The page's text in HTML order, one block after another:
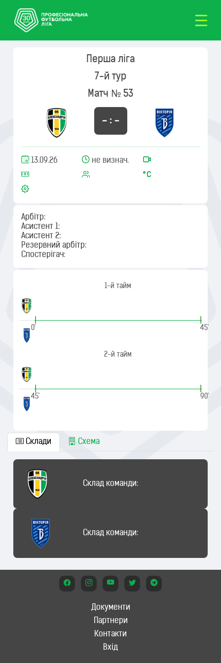
Перша ліга
7-й тур
Матч № 53
– : –
13.09.26 не визнач.
Арбітр:
Асистент 1:
Асистент 2:
Резервний арбітр:
Спостерігач:
1-й тайм
|
0'
|
45'
2-й тайм
|
45'
|
90'
Склади Схема
Склад команди:
Склад команди:
Документи
Партнери
Контакти
Вхід